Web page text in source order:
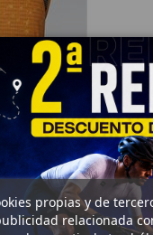
75,00 €
propias y de
relacionada